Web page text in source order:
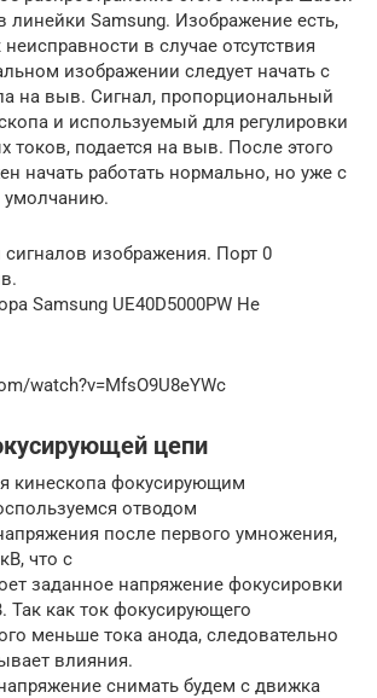
линейки Samsung. Изображение есть,
в случае отсутствия
изображении следует начать с
на выв. Сигнал, пропорциональный
и используемый для регулировки
токов, подается на выв. После этого
начать работать нормально, но уже с
умолчанию.
сигналов изображения. Порт 0
Samsung UE40D5000PW Не
watch?v=MfsO9U8eYWc
цепи
кинескопа фокусирующим
отводом
после первого умножения,
что с
заданное напряжение фокусировки
Так как ток фокусирующего
меньше тока анода, следовательно
влияния.
снимать будем с движка